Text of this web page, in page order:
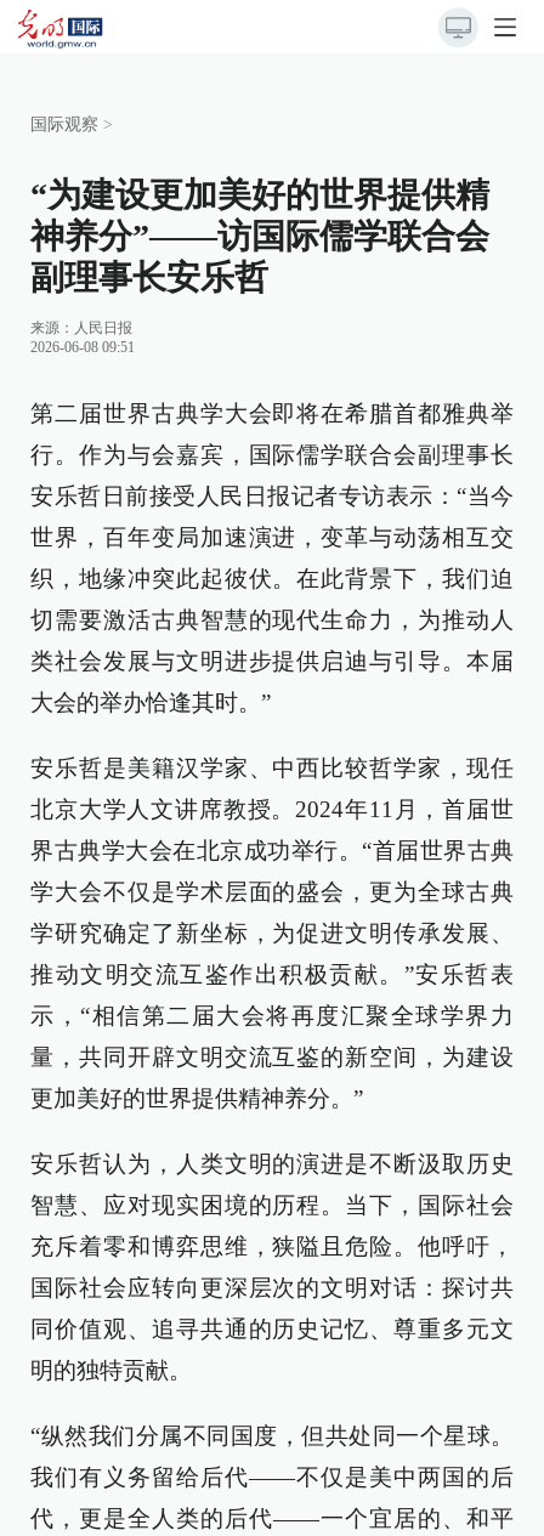
国际观察 >
“为建设更加美好的世界提供精
神养分”——访国际儒学联合会
副理事长安乐哲
来源： 人民日报
2026-06-08 09:51
第二届世界古典学大会即将在希腊首都雅典举
行。作为与会嘉宾，国际儒学联合会副理事长
安乐哲日前接受人民日报记者专访表示：“当今
世界，百年变局加速演进，变革与动荡相互交
织，地缘冲突此起彼伏。在此背景下，我们迫
切需要激活古典智慧的现代生命力，为推动人
类社会发展与文明进步提供启迪与引导。本届
大会的举办恰逢其时。”
安乐哲是美籍汉学家、中西比较哲学家，现任
北京大学人文讲席教授。2024年11月，首届世
界古典学大会在北京成功举行。“首届世界古典
学大会不仅是学术层面的盛会，更为全球古典
学研究确定了新坐标，为促进文明传承发展、
推动文明交流互鉴作出积极贡献。”安乐哲表
示，“相信第二届大会将再度汇聚全球学界力
量，共同开辟文明交流互鉴的新空间，为建设
更加美好的世界提供精神养分。”
安乐哲认为，人类文明的演进是不断汲取历史
智慧、应对现实困境的历程。当下，国际社会
充斥着零和博弈思维，狭隘且危险。他呼吁，
国际社会应转向更深层次的文明对话：探讨共
同价值观、追寻共通的历史记忆、尊重多元文
明的独特贡献。
“纵然我们分属不同国度，但共处同一个星球。
我们有义务留给后代——不仅是美中两国的后
代，更是全人类的后代——一个宜居的、和平